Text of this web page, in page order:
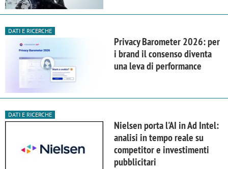
DATI E RICERCHE
Privacy Barometer 2026: per
i brand il consenso diventa
una leva di performance
DATI E RICERCHE
Nielsen porta l'AI in Ad Intel:
analisi in tempo reale su
competitor e investimenti
pubblicitari